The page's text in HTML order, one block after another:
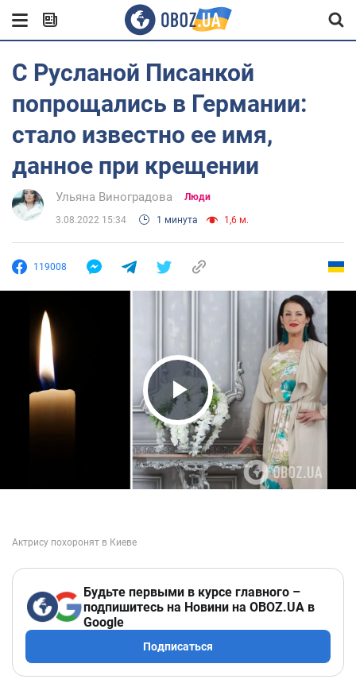
С Русланой Писанкой
попрощались в Германии:
стало известно ее имя,
данное при крещении
Ульяна Виноградова Люди
3.08.2022 15:34 1 минута 1,6 м.
119008
Play Video
Будьте первыми в курсе главного –
подпишитесь на Новини на OBOZ.UA в
Google
Подписаться